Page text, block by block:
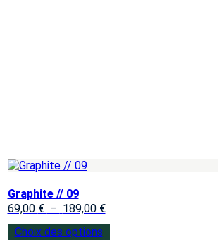
Graphite // 09
69,00 € – 189,00 €
Choix des options